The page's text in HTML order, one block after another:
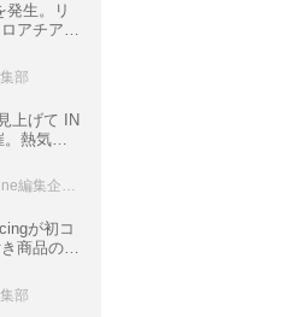
発生。リ
アチア発
】部
上げて IN
熱気球
千葉知充（Motor Magazine編集企画室）
が初コ
商品の
などを展
部